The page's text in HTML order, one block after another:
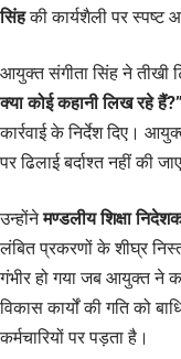
सिंहकी कार्यशैली पर स्पष्ट
आयुक्त संगीता सिंह ने तीखी
क्या कोई कहानी लिख रहे हैं?”
कार्रवाई के निर्देश दिए।
पर ढिलाई बर्दाश्त नहीं की
उन्होंनेमण्डलीय शिक्षा
लंबित प्रकरणों के शीघ्र
गंभीर हो गया जब आयुक्त ने
विकास कार्यों की गति को
कर्मचारियों पर पड़ता है।